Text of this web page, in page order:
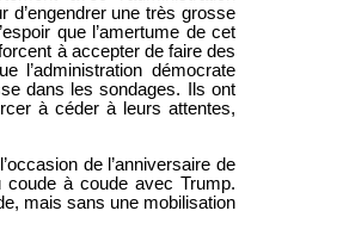
une très grosse
que l’amertume de cet
à accepter de faire des
l’administration démocrate
dans les sondages. Ils ont
à céder à leurs attentes,
de l’anniversaire de
coude à coude avec Trump.
mais sans une mobilisation